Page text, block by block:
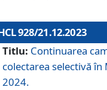
928/21.12.2023
Titlu: Continuarea
colectarea selectivă
2024.